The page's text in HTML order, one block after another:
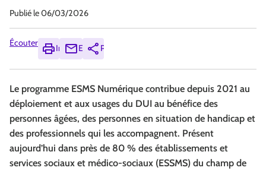
Publié le06/03/2026
Écouter
ImprimerEnvoyerPartager
Le programme ESMS Numérique contribue depuis 2021 au
déploiement et aux usages du DUI au bénéfice des
personnes âgées, des personnes en situation de handicap et
des professionnels qui les accompagnent. Présent
aujourd’hui dans près de 80 % des établissements et
services sociaux et médico‑sociaux (ESSMS) du champ de